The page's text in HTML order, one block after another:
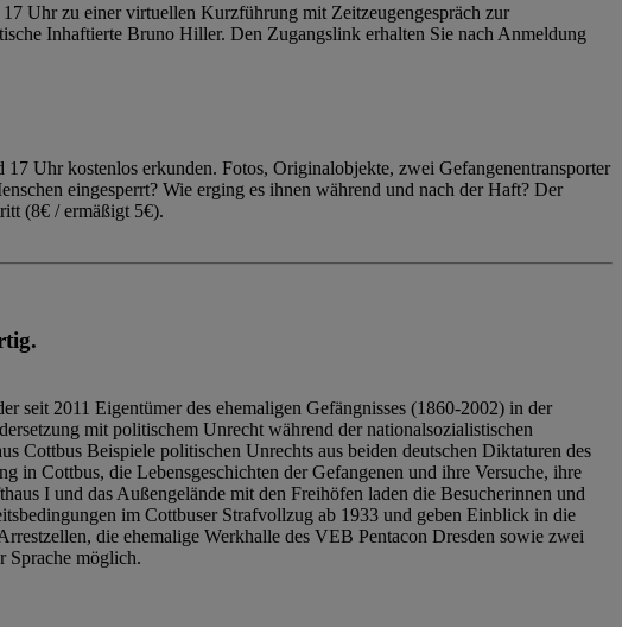
Uhr zu einer virtuellen Kurzführung mit Zeitzeugengespräch zur
Inhaftierte Bruno Hiller. Den Zugangslink erhalten Sie nach Anmeldung
Uhr kostenlos erkunden. Fotos, Originalobjekte, zwei Gefangenentransporter
eingesperrt? Wie erging es ihnen während und nach der Haft? Der
(8€ / ermäßigt 5€).
2011 Eigentümer des ehemaligen Gefängnisses (1860-2002) in der
mit politischem Unrecht während der nationalsozialistischen
Cottbus Beispiele politischen Unrechts aus beiden deutschen Diktaturen des
in Cottbus, die Lebensgeschichten der Gefangenen und ihre Versuche, ihre
I und das Außengelände mit den Freihöfen laden die Besucherinnen und
im Cottbuser Strafvollzug ab 1933 und geben Einblick in die
die ehemalige Werkhalle des VEB Pentacon Dresden sowie zwei
Sprache möglich.